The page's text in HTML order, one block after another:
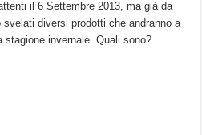
2013
é
alle
:
il 6 Settembre 2013, ma già da
diversi prodotti che andranno a
stagione invernale. Quali sono?